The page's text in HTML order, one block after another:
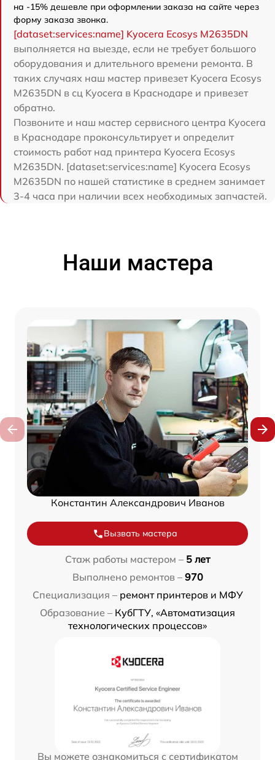
на -15% дешевле при оформлении заказа на сайте через
форму заказа звонка.
[dataset:services:name] Kyocera Ecosys M2635DN
выполняется на выезде, если не требует большого
оборудования и длительного времени ремонта. В
таких случаях наш мастер привезет Kyocera Ecosys
M2635DN в сц Kyocera в Краснодаре и привезет
обратно.
Позвоните и наш мастер сервисного центра Kyocera
в Краснодаре проконсультирует и определит
стоимость работ над принтера Kyocera Ecosys
M2635DN. [dataset:services:name] Kyocera Ecosys
M2635DN по нашей статистике в среднем занимает
3-4 часа при наличии всех необходимых запчастей.
Наши мастера
Константин Александрович Иванов
Вызвать мастера
Стаж работы мастером – 5 лет
Выполнено ремонтов – 970
Специализация – ремонт принтеров и МФУ
Образование – КубГТУ, «Автоматизация
технологических процессов»
Вы можете ознакомиться с сертификатом